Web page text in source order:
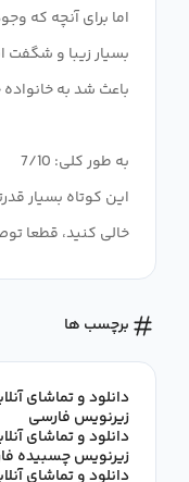
اما برای آنچه که
بسیار زیبا و شگفت
خالی کنید، قطعا
برچسب ها
زیرنویس فارسی
زیرنویس چسبیده